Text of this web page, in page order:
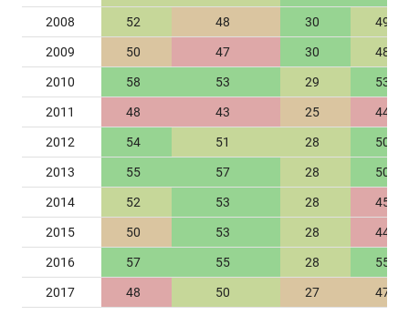
2008 52 48 30 49
2009 50 47 30 48
2010 58 53 29 53
2011 48 43 25 44
2012 54 51 28 50
2013 55 57 28 50
2014 52 53 28 45
2015 50 53 28 44
2016 57 55 28 55
2017 48 50 27 47